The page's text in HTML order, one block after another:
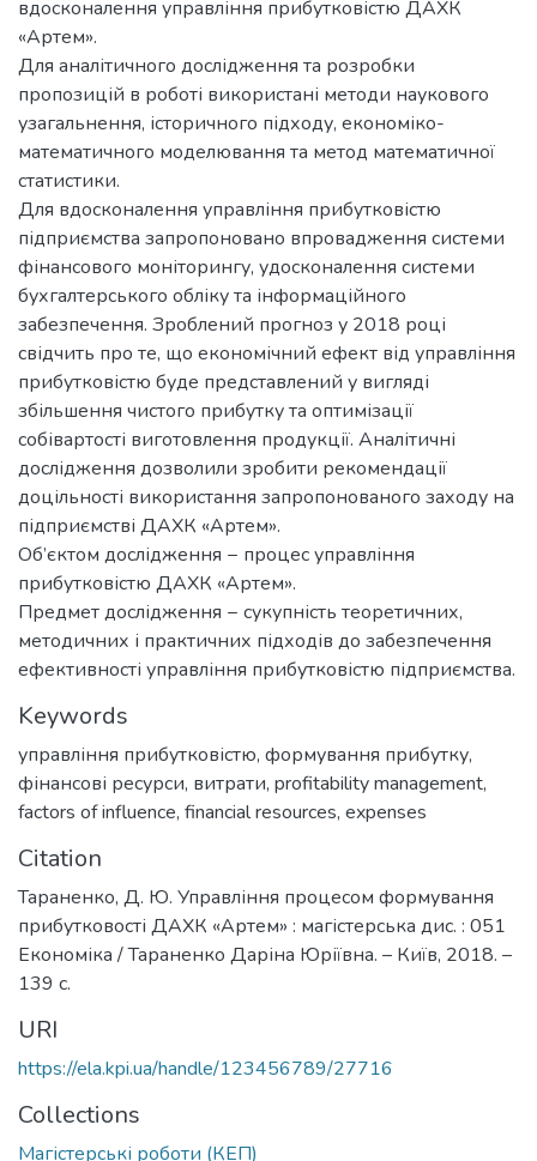
вдосконалення управління прибутковістю ДАХК
«Артем».
Для аналітичного дослідження та розробки
пропозицій в роботі використані методи наукового
узагальнення, історичного підходу, економіко-
математичного моделювання та метод математичної
статистики.
Для вдосконалення управління прибутковістю
підприємства запропоновано впровадження системи
фінансового моніторингу, удосконалення системи
бухгалтерського обліку та інформаційного
забезпечення. Зроблений прогноз у 2018 році
свідчить про те, що економічний ефект від управління
прибутковістю буде представлений у вигляді
збільшення чистого прибутку та оптимізації
собівартості виготовлення продукції. Аналітичні
дослідження дозволили зробити рекомендації
доцільності використання запропонованого заходу на
підприємстві ДАХК «Артем».
Об’єктом дослідження − процес управління
прибутковістю ДАХК «Артем».
Предмет дослідження − сукупність теоретичних,
методичних і практичних підходів до забезпечення
ефективності управління прибутковістю підприємства.
Keywords
управління прибутковістю, формування прибутку,
фінансові ресурси, витрати, profitability management,
factors of influence, financial resources, expenses
Citation
Тараненко, Д. Ю. Управління процесом формування
прибутковості ДАХК «Артем» : магістерська дис. : 051
Економіка / Тараненко Даріна Юріївна. – Київ, 2018. –
139 с.
URI
https://ela.kpi.ua/handle/123456789/27716
Collections
Магістерські роботи (КЕП)